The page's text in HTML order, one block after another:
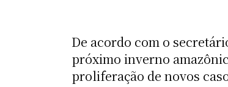
De acordo com o
próximo inverno
proliferação de novos